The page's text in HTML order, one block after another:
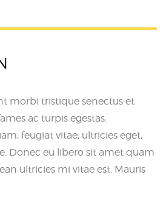
morbi tristique senectus et
ac turpis egestas.
feugiat vitae, ultricies eget,
Donec eu libero sit amet quam
ultricies mi vitae est. Mauris